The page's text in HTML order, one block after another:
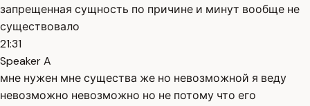
запрещенная сущность по причине и минут вообще не
существовало
21:31
Speaker A
мне нужен мне существа же но невозможной я веду
невозможно невозможно но не потому что его